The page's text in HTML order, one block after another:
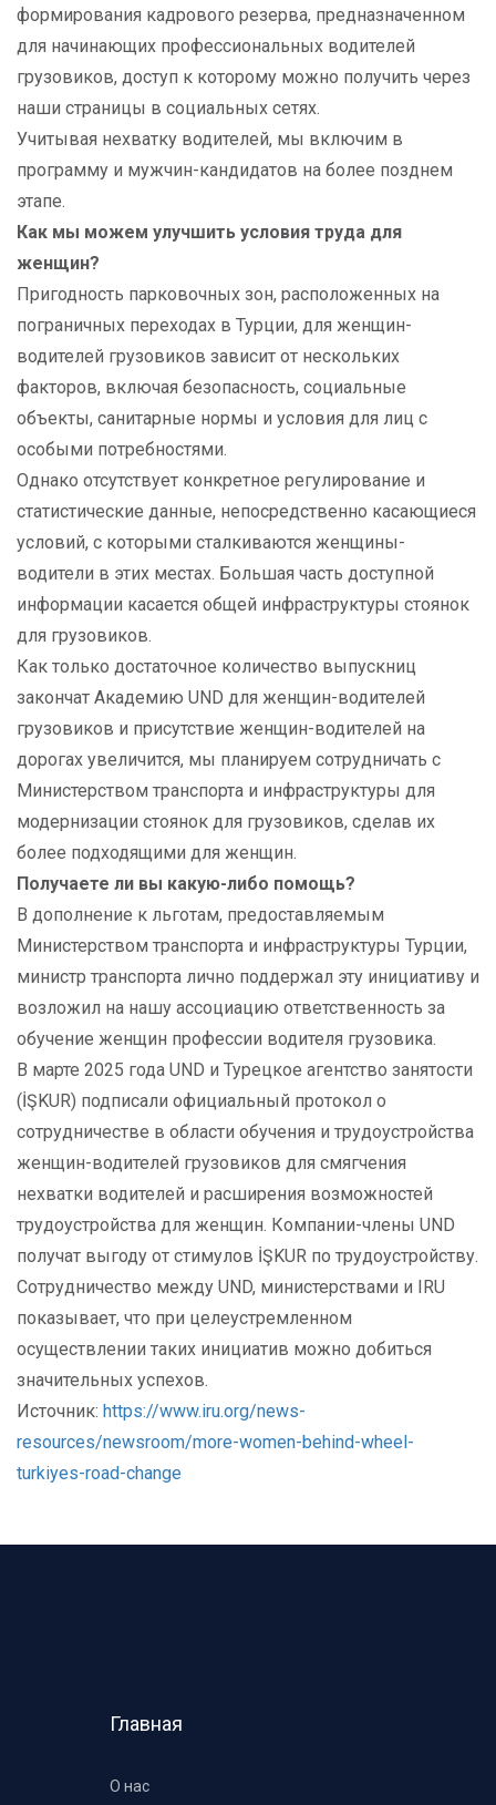
формирования кадрового резерва, предназначенном
для начинающих профессиональных водителей
грузовиков, доступ к которому можно получить через
наши страницы в социальных сетях.
Учитывая нехватку водителей, мы включим в
программу и мужчин-кандидатов на более позднем
этапе.
Как мы можем улучшить условия труда для
женщин?
Пригодность парковочных зон, расположенных на
пограничных переходах в Турции, для женщин-
водителей грузовиков зависит от нескольких
факторов, включая безопасность, социальные
объекты, санитарные нормы и условия для лиц с
особыми потребностями.
Однако отсутствует конкретное регулирование и
статистические данные, непосредственно касающиеся
условий, с которыми сталкиваются женщины-
водители в этих местах. Большая часть доступной
информации касается общей инфраструктуры стоянок
для грузовиков.
Как только достаточное количество выпускниц
закончат Академию UND для женщин-водителей
грузовиков и присутствие женщин-водителей на
дорогах увеличится, мы планируем сотрудничать с
Министерством транспорта и инфраструктуры для
модернизации стоянок для грузовиков, сделав их
более подходящими для женщин.
Получаете ли вы какую-либо помощь?
В дополнение к льготам, предоставляемым
Министерством транспорта и инфраструктуры Турции,
министр транспорта лично поддержал эту инициативу и
возложил на нашу ассоциацию ответственность за
обучение женщин профессии водителя грузовика.
В марте 2025 года UND и Турецкое агентство занятости
(İŞKUR) подписали официальный протокол о
сотрудничестве в области обучения и трудоустройства
женщин-водителей грузовиков для смягчения
нехватки водителей и расширения возможностей
трудоустройства для женщин. Компании-члены UND
получат выгоду от стимулов İŞKUR по трудоустройству.
Сотрудничество между UND, министерствами и IRU
показывает, что при целеустремленном
осуществлении таких инициатив можно добиться
значительных успехов.
Источник: https://www.iru.org/news-
resources/newsroom/more-women-behind-wheel-
turkiyes-road-change
Главная
О нас